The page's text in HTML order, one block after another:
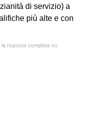
di servizio) a
più alte e con
la risposta completa su